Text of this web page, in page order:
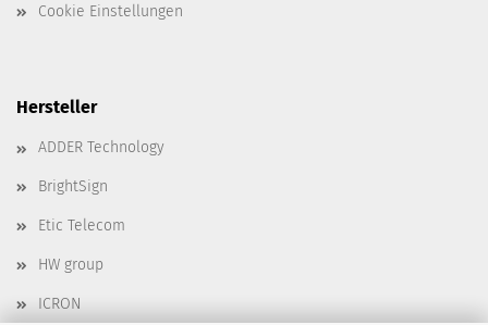
Cookie Einstellungen
Hersteller
ADDER Technology
BrightSign
Etic Telecom
HW group
ICRON